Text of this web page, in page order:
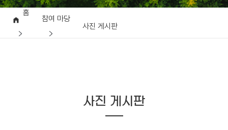
홈
참여 마당
사진 게시판
사진 게시판